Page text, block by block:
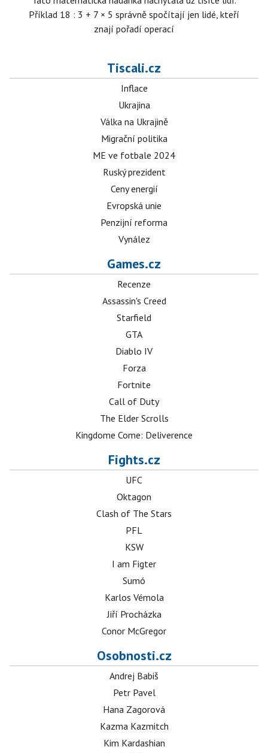
Příklad 18 : 3 + 7 × 5 správně spočítají jen lidé, kteří
znají pořadí operací
Tiscali.cz
Inflace
Ukrajina
Válka na Ukrajině
Migrační politika
ME ve fotbale 2024
Ruský prezident
Ceny energií
Evropská unie
Penzijní reforma
Vynález
Games.cz
Recenze
Assassin's Creed
Starfield
GTA
Diablo IV
Forza
Fortnite
Call of Duty
The Elder Scrolls
Kingdome Come: Deliverence
Fights.cz
UFC
Oktagon
Clash of The Stars
PFL
KSW
I am Figter
Sumó
Karlos Vémola
Jiří Procházka
Conor McGregor
Osobnosti.cz
Andrej Babiš
Petr Pavel
Hana Zagorová
Kazma Kazmitch
Kim Kardashian